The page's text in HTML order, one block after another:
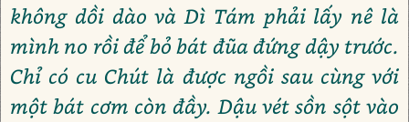
không dồi dào và Dì Tám phải lấy nê là
mình no rồi để bỏ bát đũa đứng dậy trước.
Chỉ có cu Chút là được ngồi sau cùng với
một bát cơm còn đầy. Dậu vét sồn sột vào